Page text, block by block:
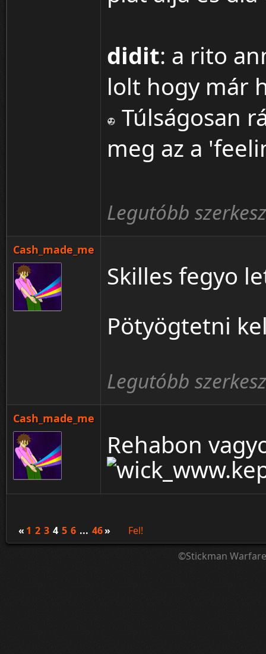
didit: a rito
lolt hogy már
Túlságosan
meg az a
Legutóbb
Cash_made_me
Skilles fegyo
Pötyögtetni
Legutóbb
Cash_made_me
Rehabon
« 1 2 3 4 5 6 ... 46»
Fel!
©Stickman Warfare